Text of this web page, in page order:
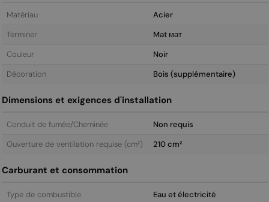
Matériau
Acier
Terminer
Mat мат
Couleur
Noir
Décoration
Bois (supplémentaire)
Dimensions et exigences d'installation
Conduit de fumée/Cheminée
Non requis
Ouverture de ventilation requise (cm²)
210 cm²
Carburant et consommation
Type de combustible
Eau et électricité